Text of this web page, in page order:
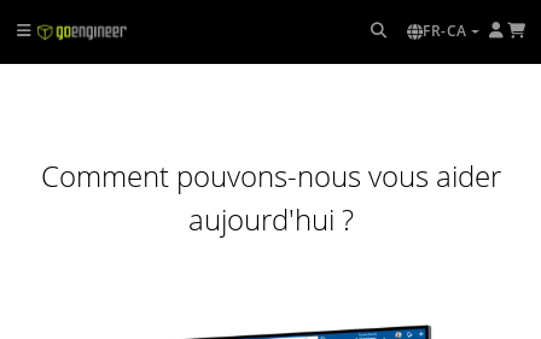
FR-CA
Comment pouvons-nous vous aider
aujourd'hui ?